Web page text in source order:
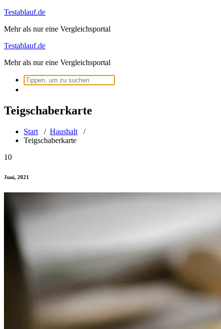
Zum
springen
Testablauf.de
Mehr als nur eine Vergleichsportal
Testablauf.de
Mehr als nur eine Vergleichsportal
Suchen
nach:
Teigschaberkarte
Start / Haushalt /
Teigschaberkarte
10
Juni, 2021